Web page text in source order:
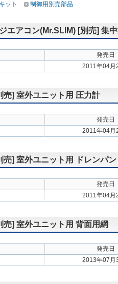
ット 制御用別売部品
エアコン(Mr.SLIM) [別売] 集
発売日
2011年04月
売] 室外ユニット用 圧力計
発売日
2011年04月
売] 室外ユニット用 ドレンパン
発売日
2011年04月
売] 室外ユニット用 背面用網
発売日
2013年07月